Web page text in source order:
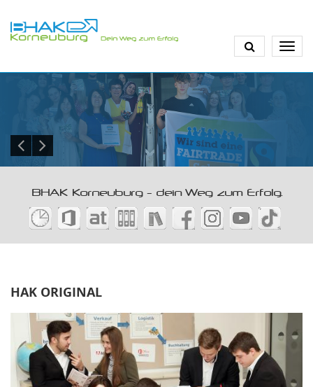
zum
Inhalt
BHAK Korneuburg - dein Weg zum Erfolg.
HAK ORIGINAL